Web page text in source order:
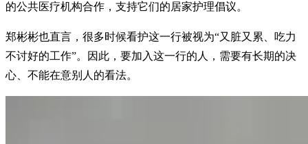
的公共医疗机构合作，支持它们的居家护理倡议。
郑彬彬也直言，很多时候看护这一行被视为“又脏又累、吃力
不讨好的工作”。因此，要加入这一行的人，需要有长期的决
心、不能在意别人的看法。